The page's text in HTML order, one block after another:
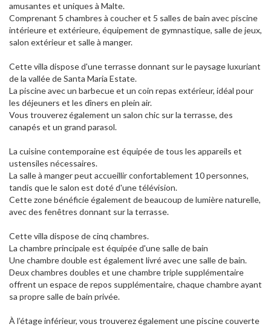
amusantes et uniques à Malte.
Comprenant 5 chambres à coucher et 5 salles de bain avec piscine
intérieure et extérieure, équipement de gymnastique, salle de jeux,
salon extérieur et salle à manger.
Cette villa dispose d'une terrasse donnant sur le paysage luxuriant
de la vallée de Santa Maria Estate.
La piscine avec un barbecue et un coin repas extérieur, idéal pour
les déjeuners et les dîners en plein air.
Vous trouverez également un salon chic sur la terrasse, des
canapés et un grand parasol.
La cuisine contemporaine est équipée de tous les appareils et
ustensiles nécessaires.
La salle à manger peut accueillir confortablement 10 personnes,
tandis que le salon est doté d'une télévision.
Cette zone bénéficie également de beaucoup de lumière naturelle,
avec des fenêtres donnant sur la terrasse.
Cette villa dispose de cinq chambres.
La chambre principale est équipée d'une salle de bain
Une chambre double est également livré avec une salle de bain.
Deux chambres doubles et une chambre triple supplémentaire
offrent un espace de repos supplémentaire, chaque chambre ayant
sa propre salle de bain privée.
À l’étage inférieur, vous trouverez également une piscine couverte